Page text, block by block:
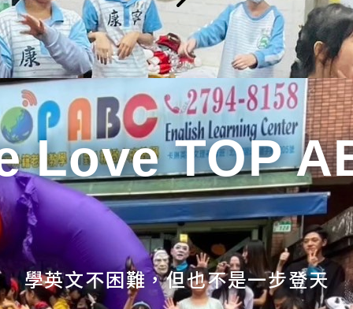
Love TOP
學英文不困難，但也不是一步登天